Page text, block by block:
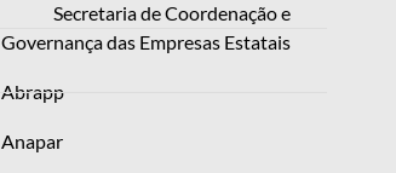
Secretaria de Coordenação e
Governança das Empresas Estatais
Abrapp
Anapar